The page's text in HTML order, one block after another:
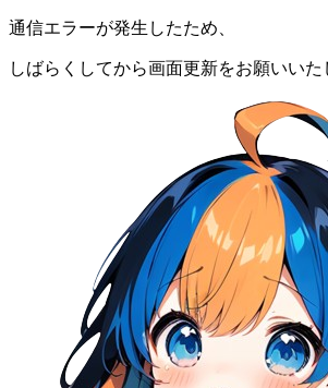
通信エラーが発生したため、
しばらくしてから画面更新をお願いいた